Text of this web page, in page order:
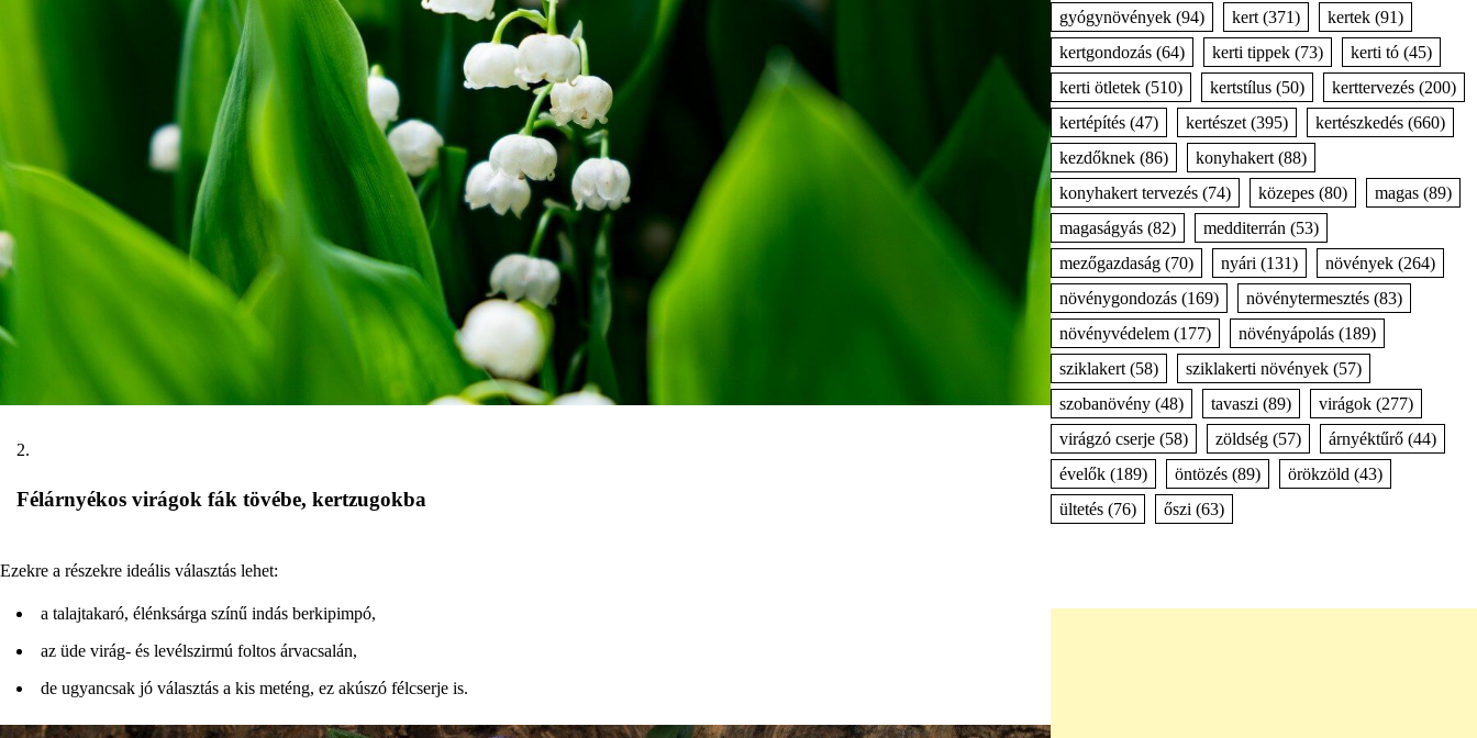
Félárnyékos virágok fák tövébe, kertzugokba
Ezekre a részekre ideális választás lehet:
a talajtakaró, élénksárga színű indás berkipimpó,
az üde virág- és levélszirmú foltos árvacsalán,
de ugyancsak jó választás a kis meténg, ez akúszó félcserje is.
gyógynövények(94) kert(371) kertek(91)
kertgondozás(64) kerti tippek(73) kerti tó(45)
kerti ötletek(510) kertstílus(50) kerttervezés(200)
kertépítés(47) kertészet(395) kertészkedés(660)
kezdőknek(86) konyhakert(88)
konyhakert tervezés(74) közepes(80) magas(89)
magaságyás(82) medditerrán (53)
mezőgazdaság(70) nyári (131) növények(264)
növénygondozás(169) növénytermesztés(83)
növényvédelem(177) növényápolás(189)
sziklakert(58) sziklakerti növények(57)
szobanövény(48) tavaszi (89) virágok(277)
virágzó cserje(58) zöldség(57) árnyéktűrő(44)
évelők(189) öntözés(89) örökzöld (43)
ültetés(76) őszi (63)